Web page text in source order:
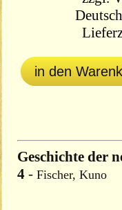
in den
Geschichte der
4 - Fischer, Kuno